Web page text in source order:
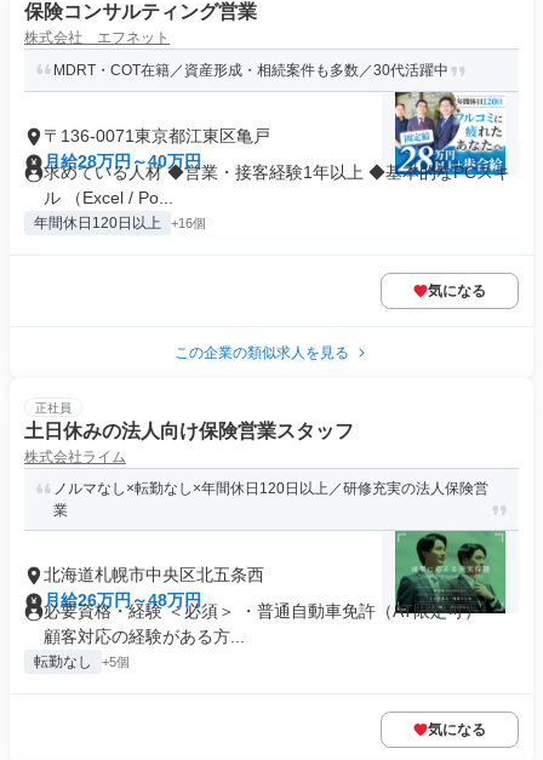
保険コンサルティング営業
株式会社 エフネット
MDRT・COT在籍／資産形成・相続案件も多数／30代活躍中
〒136-0071東京都江東区亀戸
月給28万円～40万円
求めている人材 ◆営業・接客経験1年以上 ◆基本的なPCスキ
ル （Excel / Po...
年間休日120日以上 +16個
気になる
この企業の類似求人を見る
正社員
土日休みの法人向け保険営業スタッフ
株式会社ライム
ノルマなし×転勤なし×年間休日120日以上／研修充実の法人保険営
業
北海道札幌市中央区北五条西
月給26万円～48万円
必要資格・経験 ＜必須＞ ・普通自動車免許（AT限定可） ・
顧客対応の経験がある方...
転勤なし +5個
気になる